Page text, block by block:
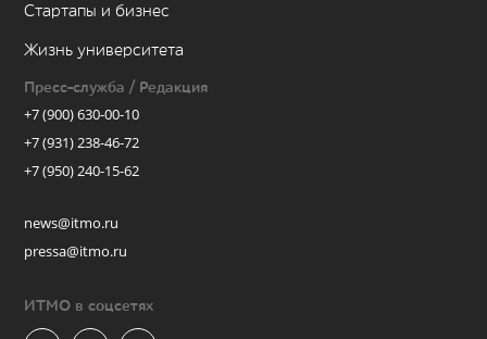
Стартапы и бизнес
Жизнь университета
Пресс-служба / Редакция
+7 (900) 630-00-10
+7 (931) 238-46-72
+7 (950) 240-15-62
news@itmo.ru
pressa@itmo.ru
ИТМО в соцсетях